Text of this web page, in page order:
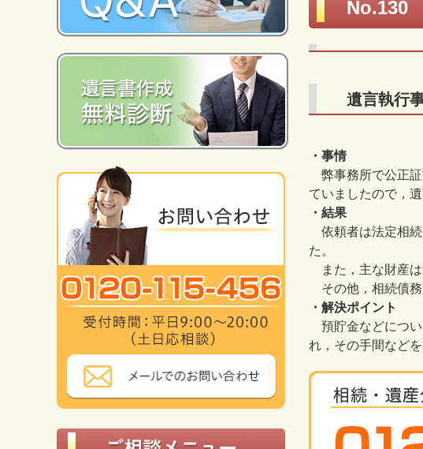
No.130
遺言執行
・事情
弊事務所で公正証
ていましたので，
・結果
依頼者は法定相続
た。
また，主な財産は
その他，相続債務
・解決ポイント
預貯金などについ
れ，その手間など